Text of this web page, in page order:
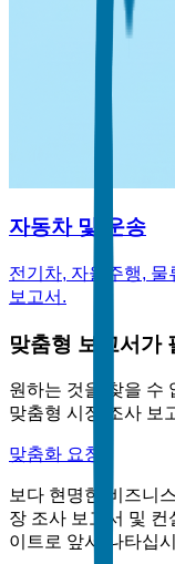
자동차 및 운송
전기차, 자율주행,
보고서.
맞춤형 보고서가
원하는 것을 찾을 수
맞춤형 시장 조사 보
맞춤화 요청
보다 현명한 비즈니
장 조사 보고서 및 컨
이트로 앞서 나타십